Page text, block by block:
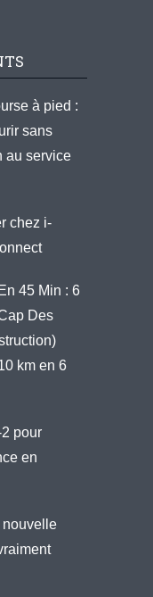
à pied :
sans
au service
chez i-
45 Min : 6
Des
km en 6
pour
en
nouvelle